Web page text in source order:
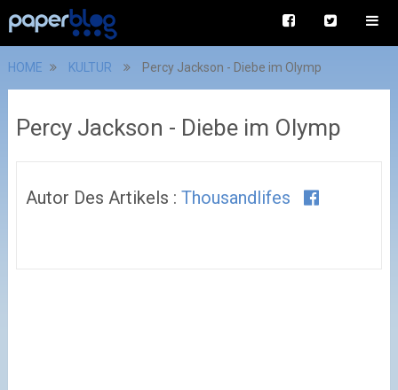
HOME KULTUR Percy Jackson - Diebe im Olymp
Percy Jackson - Diebe im Olymp
Autor Des Artikels : Thousandlifes